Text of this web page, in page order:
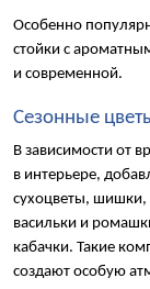
Особенно
стойки с
и современной.
Сезонные
В зависимости от
в интерьере,
сухоцветы,
васильки и
кабачки. Такие
создают особую